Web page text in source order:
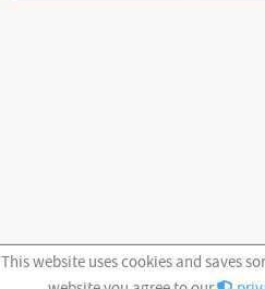
This website uses cookies and saves